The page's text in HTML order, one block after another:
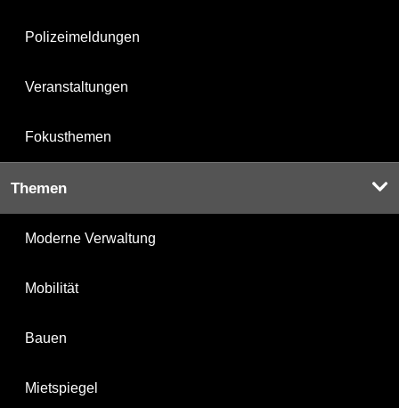
Polizeimeldungen
Veranstaltungen
Fokusthemen
Themen
Moderne Verwaltung
Mobilität
Bauen
Mietspiegel